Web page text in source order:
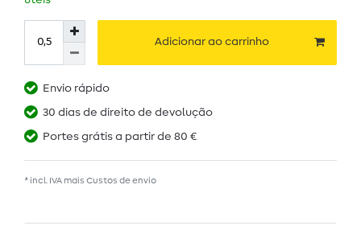
Adicionar ao carrinho
Envio rápido
30 dias de direito de devolução
Portes grátis a partir de 80 €
* incl. IVA mais Custos de envio